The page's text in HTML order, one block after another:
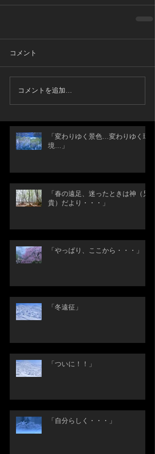
コメント
コメントを追加…
「変わりゆく景色…変わりゆく環
境…」
「春の遠足、迷ったときは神（兄
貴）だより・・・」
「やっぱり、ここから・・・」
「冬遠征」
「ついに！！」
「自分らしく・・・」